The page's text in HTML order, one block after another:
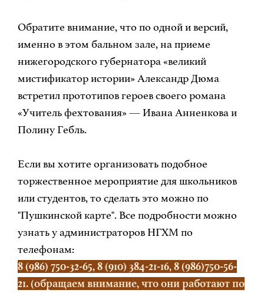
Обратите внимание, что по одной и версий,
именно в этом бальном зале, на приеме
нижегородского губернатора «великий
мистификатор истории» Александр Дюма
встретил прототипов героев своего романа
«Учитель фехтования» — Ивана Анненкова и
Полину Гебль.
Если вы хотите организовать подобное
торжественное мероприятие для школьников
или студентов, то сделать это можно по
"Пушкинской карте". Все подробности можно
узнать у администраторов НГХМ по
телефонам:
8 (986) 750-32-65, 8 (910) 384-21-16, 8 (986)750-56-
21. (обращаем внимание, что они работают по